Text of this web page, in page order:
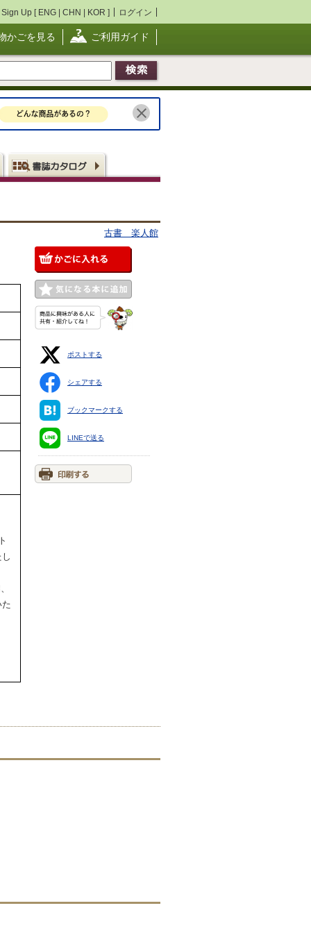
Sign Up [ ENG | CHN | KOR ] ログイン
かごを見る ご利用ガイド
古書 楽人館
ポストする
シェアする
ブックマークする
LINEで送る